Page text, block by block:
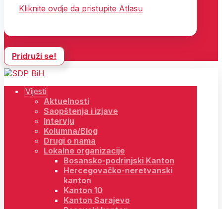
Kliknite ovdje da pristupite Atlasu
Pridruži se!
Vijesti
Aktuelnosti
Saopštenja i izjave
Intervju
Kolumna/Blog
Drugi o nama
Lokalne organizacije
Bosansko-podrinjski Kanton
Hercegovačko-neretvanski
kanton
Kanton 10
Kanton Sarajevo